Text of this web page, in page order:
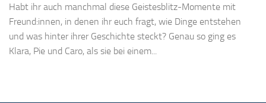
Habt ihr auch manchmal diese Geistesblitz-Momente mit
Freund:innen, in denen ihr euch fragt, wie Dinge entstehen
und was hinter ihrer Geschichte steckt? Genau so ging es
Klara, Pie und Caro, als sie bei einem...